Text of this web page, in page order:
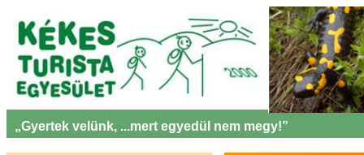
„Gyertek velünk, ...mert egyedül nem megy!”